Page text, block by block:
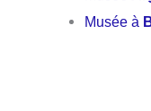
Musée à